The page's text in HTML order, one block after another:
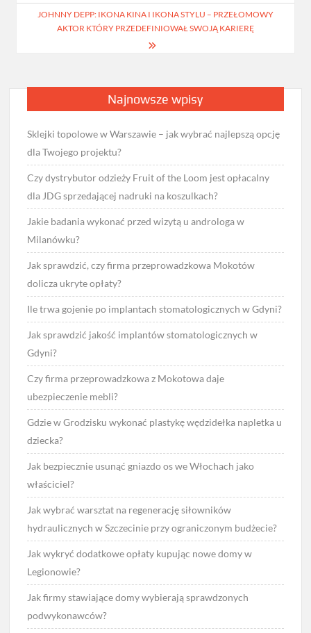
JOHNNY DEPP: IKONA KINA I IKONA STYLU – PRZEŁOMOWY
AKTOR KTÓRY PRZEDEFINIOWAŁ SWOJĄ KARIERĘ
Najnowsze wpisy
Sklejki topolowe w Warszawie – jak wybrać najlepszą opcję
dla Twojego projektu?
Czy dystrybutor odzieży Fruit of the Loom jest opłacalny
dla JDG sprzedającej nadruki na koszulkach?
Jakie badania wykonać przed wizytą u androloga w
Milanówku?
Jak sprawdzić, czy firma przeprowadzkowa Mokotów
dolicza ukryte opłaty?
Ile trwa gojenie po implantach stomatologicznych w Gdyni?
Jak sprawdzić jakość implantów stomatologicznych w
Gdyni?
Czy firma przeprowadzkowa z Mokotowa daje
ubezpieczenie mebli?
Gdzie w Grodzisku wykonać plastykę wędzidełka napletka u
dziecka?
Jak bezpiecznie usunąć gniazdo os we Włochach jako
właściciel?
Jak wybrać warsztat na regenerację siłowników
hydraulicznych w Szczecinie przy ograniczonym budżecie?
Jak wykryć dodatkowe opłaty kupując nowe domy w
Legionowie?
Jak firmy stawiające domy wybierają sprawdzonych
podwykonawców?